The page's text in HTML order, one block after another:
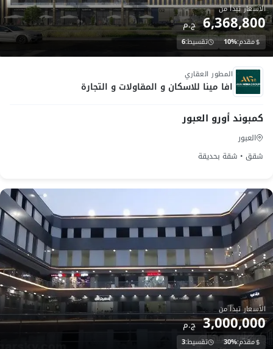
تحت الانشاء
الأسعار تبدأ من
6,368,800 ج.م
مقدم:10% تقسيط:6
المطور العقاري
افا مينا للاسكان و المقاولات و التجارة
كمبوند أورو العبور
العبور
شقق • شقة بحديقة
الأسعار تبدأ من
3,000,000 ج.م
مقدم:30% تقسيط:3